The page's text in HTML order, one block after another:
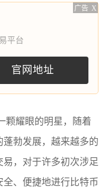
广告 X
平台
官网地址
颗耀眼的明星，随着
勃发展，越来越多的
，对于许多初次涉足
、便捷地进行比特币